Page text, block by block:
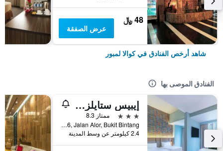
48 ﷼
عرض الصفقة
شاهد أرخص الفنادق في كوالا لمبور
الفنادق الموصى بها
إيبيس ستايلز كوالا لمبور بوكيت بينتانج
3 نجوم
ممتاز 8.3
No.16, Jalan Alor, Bukit Bintang, كوالا لمبور, ماليزيا
2.4 كيلومتر عن وسط المدينة